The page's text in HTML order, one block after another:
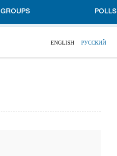
GROUPS POLLS
ENGLISH РУССКИЙ